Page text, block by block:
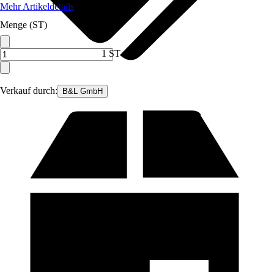
Verkauf durch: B&L GmbH
Mehr Artikeldetails
Menge (ST)
1 ST